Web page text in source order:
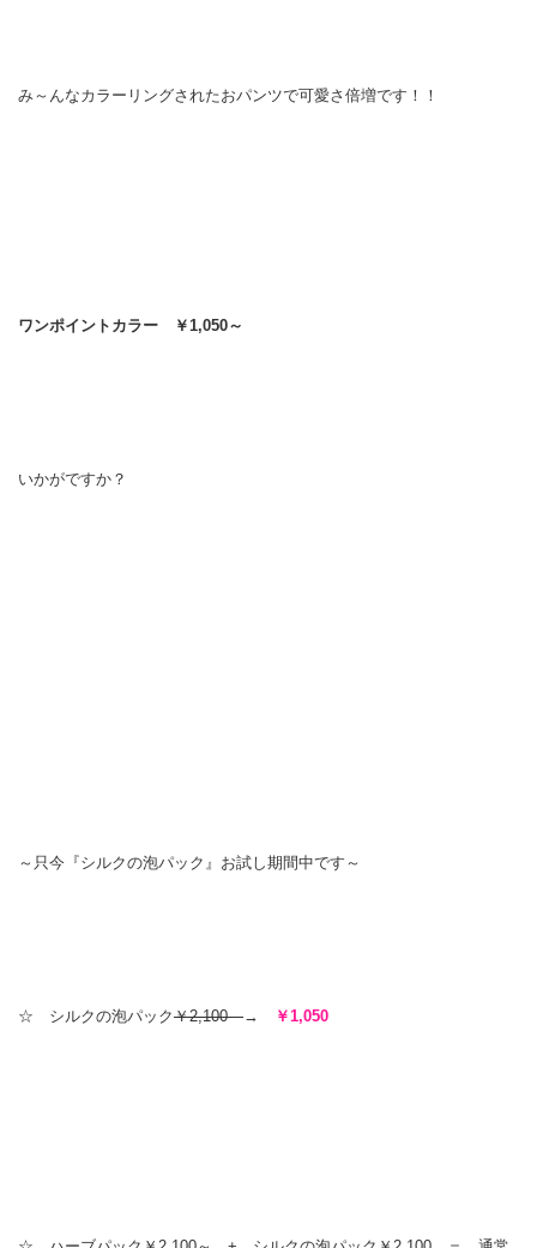
み～んなカラーリングされたおパンツで可愛さ倍増です！！
ワンポイントカラー ￥1,050～
いかがですか？
～只今『シルクの泡パック』お試し期間中です～
☆ シルクの泡パック￥2,100→ ￥1,050